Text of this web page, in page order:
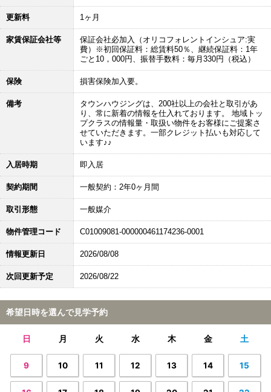
更新料 1ヶ月
家賃保証会社等
保証会社必加入（オリコフォレントインシュア:実
費）※初回保証料：総賃料50％、継続保証料：1年
ごと10，000円、振替手数料：毎月330円（税込）
保険 損害保険加入要。
備考
タウンハウジングは、200社以上の会社と取引があ
り、常に新着の情報を仕入れております。 地域トッ
プクラスの情報量・取扱い物件をお客様にご提案さ
せていただきます。一部クレジット払いも対応して
います♪♪
入居時期 即入居
契約期間 一般契約：2年0ヶ月間
取引形態 一般媒介
物件管理コード C01009081-000000461174236-0001
情報更新日 2026/08/08
次回更新予定 2026/08/22
希望日時を選んで見学予約
日 月 火 水 木 金 土
9 10 11 12 13 14 15